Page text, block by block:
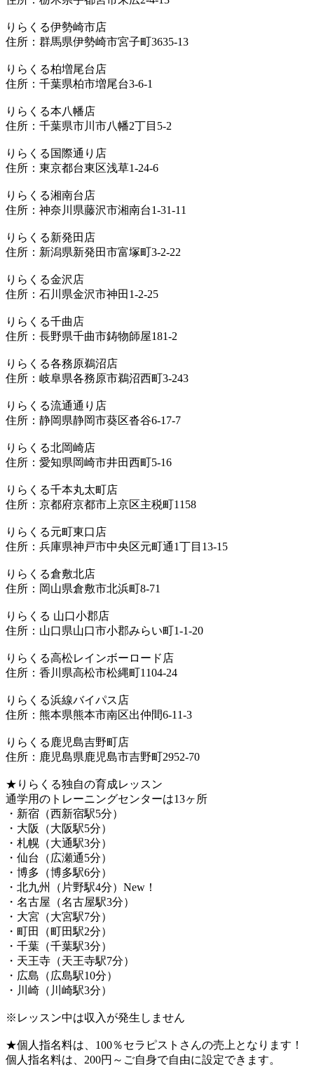
りらくる伊勢崎市店
住所：群馬県伊勢崎市宮子町3635-13
りらくる柏増尾台店
住所：千葉県柏市増尾台3-6-1
りらくる本八幡店
住所：千葉県市川市八幡2丁目5-2
りらくる国際通り店
住所：東京都台東区浅草1-24-6
りらくる湘南台店
住所：神奈川県藤沢市湘南台1-31-11
りらくる新発田店
住所：新潟県新発田市富塚町3-2-22
りらくる金沢店
住所：石川県金沢市神田1-2-25
りらくる千曲店
住所：長野県千曲市鋳物師屋181-2
りらくる各務原鵜沼店
住所：岐阜県各務原市鵜沼西町3-243
りらくる流通通り店
住所：静岡県静岡市葵区沓谷6-17-7
りらくる北岡崎店
住所：愛知県岡崎市井田西町5-16
りらくる千本丸太町店
住所：京都府京都市上京区主税町1158
りらくる元町東口店
住所：兵庫県神戸市中央区元町通1丁目13-15
りらくる倉敷北店
住所：岡山県倉敷市北浜町8-71
りらくる 山口小郡店
住所：山口県山口市小郡みらい町1-1-20
りらくる高松レインボーロード店
住所：香川県高松市松縄町1104-24
りらくる浜線バイパス店
住所：熊本県熊本市南区出仲間6-11-3
りらくる鹿児島吉野町店
住所：鹿児島県鹿児島市吉野町2952-70
★りらくる独自の育成レッスン
通学用のトレーニングセンターは13ヶ所
・新宿（西新宿駅5分）
・大阪（大阪駅5分）
・札幌（大通駅3分）
・仙台（広瀬通5分）
・博多（博多駅6分）
・北九州（片野駅4分）New！
・名古屋（名古屋駅3分）
・大宮（大宮駅7分）
・町田（町田駅2分）
・千葉（千葉駅3分）
・天王寺（天王寺駅7分）
・広島（広島駅10分）
・川崎（川崎駅3分）
※レッスン中は収入が発生しません
★個人指名料は、100％セラピストさんの売上となります！
個人指名料は、200円～ご自身で自由に設定できます。